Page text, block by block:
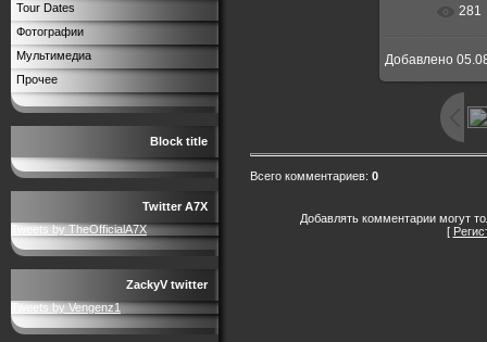
Tour Dates
Фотографии
Мультимедиа
Прочее
Block title
Twitter A7X
Tweets by TheOfficialA7X
ZackyV twitter
Tweets by Vengenz1
В 281
Добавлено
Всего комментариев: 0
Добавлять комментарии могут
[